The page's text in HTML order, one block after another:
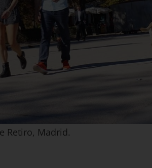
Retiro, Madrid.